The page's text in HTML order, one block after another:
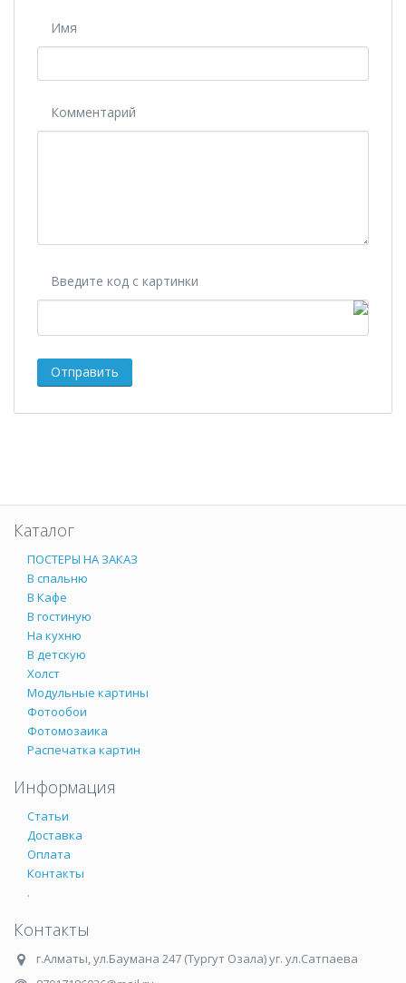
Имя
Комментарий
Введите код с картинки
Каталог
ПОСТЕРЫ НА ЗАКАЗ
В спальню
В Кафе
В гостиную
На кухню
В детскую
Холст
Модульные картины
Фотообои
Фотомозаика
Распечатка картин
Информация
Статьи
Доставка
Оплата
Контакты
.
Контакты
г.Алматы,ул.Баумана 247 (Тургут Озала) уг. ул.Сатпаева